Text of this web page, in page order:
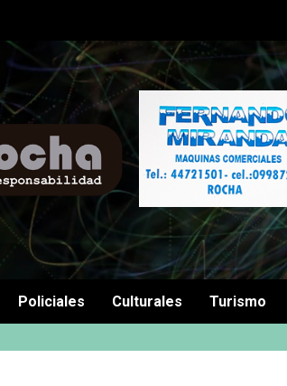
Policiales Culturales Turismo